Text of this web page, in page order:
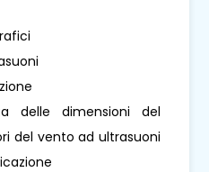
delle dimensioni del
del vento ad ultrasuoni